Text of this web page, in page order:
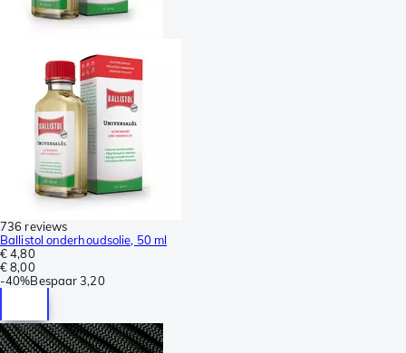
736 reviews
Ballistol onderhoudsolie, 50 ml
€ 4,80
€ 8,00
-40%Bespaar 3,20